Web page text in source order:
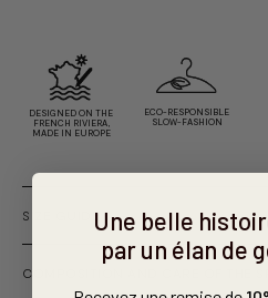
DESIGNED ON THE
FRENCH RIVIERA,
MADE IN EUROPE
ECO-RESPONSIBLE
SLOW-FASHION
SIZE GUIDE
COMPOSITION AND CARE OF THE
Une belle
par un élan de